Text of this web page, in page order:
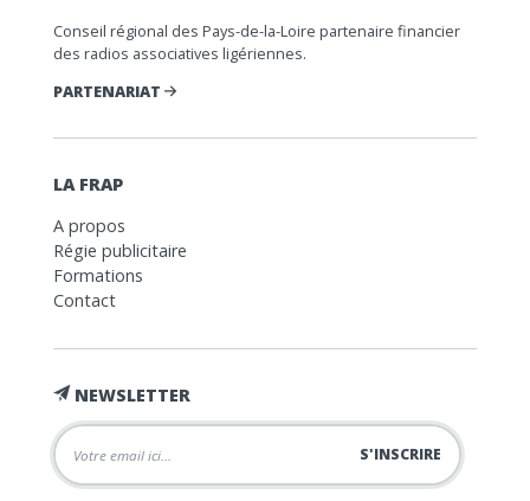
Conseil régional des Pays-de-la-Loire partenaire financier
des radios associatives ligériennes.
PARTENARIAT
LA FRAP
A propos
Régie publicitaire
Formations
Contact
NEWSLETTER